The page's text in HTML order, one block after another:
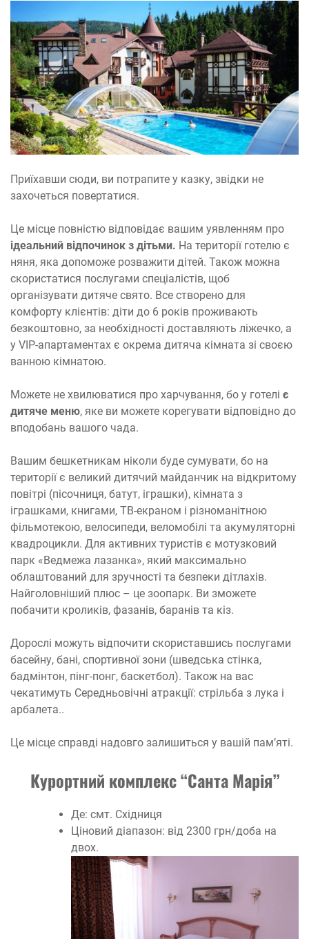
Приїхавши сюди, ви потрапите у казку, звідки не
захочеться повертатися.
Це місце повністю відповідає вашим уявленням про
ідеальний відпочинок з дітьми. На території готелю є
няня, яка допоможе розважити дітей. Також можна
скористатися послугами спеціалістів, щоб
організувати дитяче свято. Все створено для
комфорту клієнтів: діти до 6 років проживають
безкоштовно, за необхідності доставляють ліжечко, а
у VIP-апартаментах є окрема дитяча кімната зі своєю
ванною кімнатою.
Можете не хвилюватися про харчування, бо у готелі є
дитяче меню, яке ви можете корегувати відповідно до
вподобань вашого чада.
Вашим бешкетникам ніколи буде сумувати, бо на
території є великий дитячий майданчик на відкритому
повітрі (пісочниця, батут, іграшки), кімната з
іграшками, книгами, ТВ-екраном і різноманітною
фільмотекою, велосипеди, веломобілі та акумуляторні
квадроцикли. Для активних туристів є мотузковий
парк «Ведмежа лазанка», який максимально
облаштований для зручності та безпеки дітлахів.
Найголовніший плюс – це зоопарк. Ви зможете
побачити кроликів, фазанів, баранів та кіз.
Дорослі можуть відпочити скориставшись послугами
басейну, бані, спортивної зони (шведська стінка,
бадмінтон, пінг-понг, баскетбол). Також на вас
чекатимуть Середньовічні атракції: стрільба з лука і
арбалета..
Це місце справді надовго залишиться у вашій пам’яті.
Курортний комплекс “Санта Марія”
Де: смт. Східниця
Ціновий діапазон: від 2300 грн/доба на
двох.